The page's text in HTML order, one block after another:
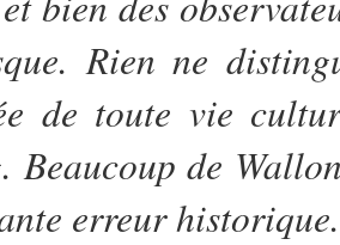
Rien ne
de toute vie
Beaucoup de
erreur